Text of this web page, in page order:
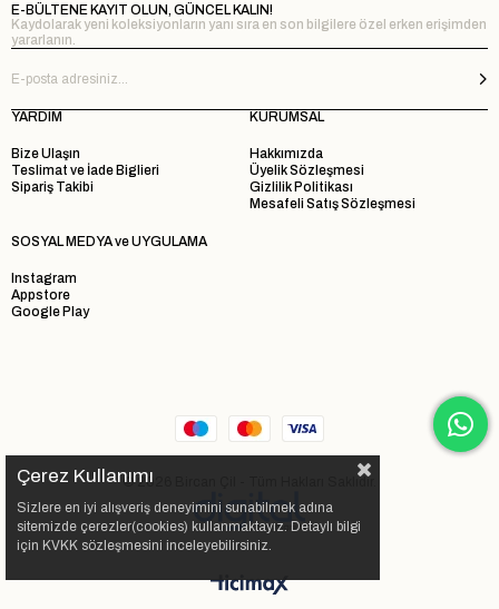
E-BÜLTENE KAYIT OLUN, GÜNCEL KALIN!
Kaydolarak yeni koleksiyonların yanı sıra en son bilgilere özel erken erişimden
yararlanın.
YARDIM
Bize Ulaşın
Teslimat ve İade Biglieri
Sipariş Takibi
KURUMSAL
Hakkımızda
Üyelik Sözleşmesi
Gizlilik Politikası
Mesafeli Satış Sözleşmesi
SOSYAL MEDYA ve UYGULAMA
Instagram
Appstore
Google Play
© 2026 Bircan Çil - Tüm Hakları Saklıdır.
Çerez Kullanımı
Sizlere en iyi alışveriş deneyimini sunabilmek adına
sitemizde çerezler(cookies) kullanmaktayız. Detaylı bilgi
için KVKK sözleşmesini inceleyebilirsiniz.